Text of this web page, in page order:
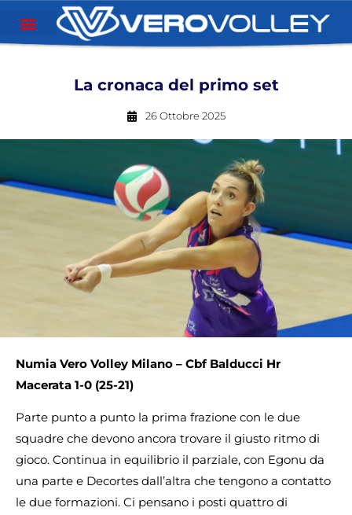
La cronaca del primo set
26 Ottobre 2025
Numia Vero Volley Milano – Cbf Balducci Hr
Macerata 1-0 (25-21)
Parte punto a punto la prima frazione con le due
squadre che devono ancora trovare il giusto ritmo di
gioco. Continua in equilibrio il parziale, con Egonu da
una parte e Decortes dall’altra che tengono a contatto
le due formazioni. Ci pensano i posti quattro di